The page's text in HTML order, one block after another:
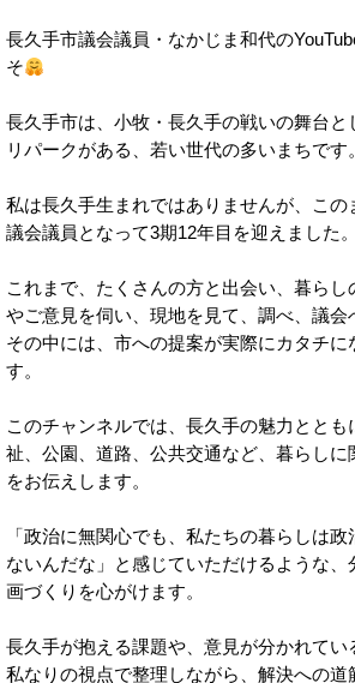
長久手市議会議員・なかじま和代の
そ
長久手市は、小牧・長久手の戦いの舞台と
リパークがある、若い世代の多いまちです。
私は長久手生まれではありませんが、この
議会議員となって3期12年目を迎えました。
これまで、たくさんの方と出会い、暮らし
やご意見を伺い、現地を見て、調べ、議会
その中には、市への提案が実際にカタチに
す。
このチャンネルでは、長久手の魅力ととも
祉、公園、道路、公共交通など、暮らしに
をお伝えします。
「政治に無関心でも、私たちの暮らしは
ないんだな」と感じていただけるような、
画づくりを心がけます。
長久手が抱える課題や、意見が分かれてい
私なりの視点で整理しながら、解決への道